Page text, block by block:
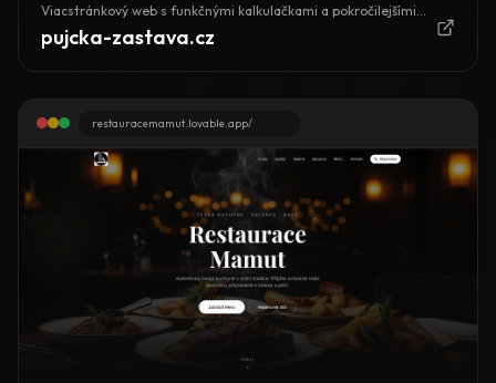
Viacstránkový web s funkčnými kalkulačkami a pokročilejšími
formulármi.
pujcka-zastava.cz
restauracemamut.lovable.app/